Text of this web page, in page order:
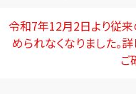
令和7年12月2日より従
められなくなりました。
ご